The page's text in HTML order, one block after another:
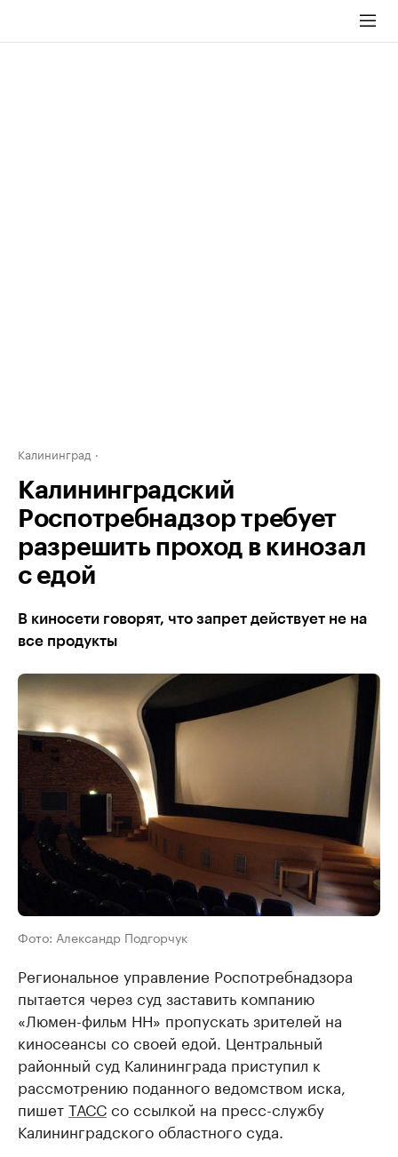
Калининград
Калининградский
Роспотребнадзор требует
разрешить проход в кинозал
с едой
В киносети говорят, что запрет действует не на
все продукты
Фото: Александр Подгорчук
Региональное управление Роспотребнадзора
пытается через суд заставить компанию
«Люмен-фильм НН» пропускать зрителей на
киносеансы со своей едой. Центральный
районный суд Калининграда приступил к
рассмотрению поданного ведомством иска,
пишетТАССсо ссылкой на пресс-службу
Калининградского областного суда.